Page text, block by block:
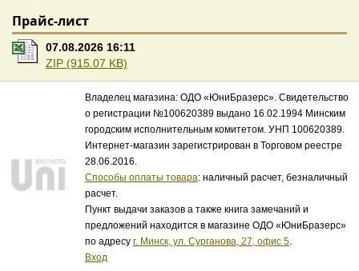
Прайс-лист
07.08.2026 16:11
ZIP (915.07 KB)
Владелец магазина: ОДО «ЮниБразерс». Свидетельство
о регистрации №100620389 выдано 16.02.1994 Минским
городским исполнительным комитетом. УНП 100620389.
Интернет-магазин зарегистрирован в Торговом реестре
28.06.2016.
Способы оплаты товара: наличный расчет, безналичный
расчет.
Пункт выдачи заказов а также книга замечаний и
предложений находится в магазине ОДО «ЮниБразерс»
по адресу г. Минск, ул. Сурганова, 27, офис 5.
Вход